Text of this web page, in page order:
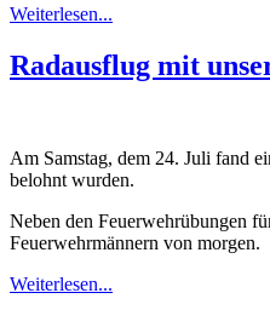
Weiterlesen...
Radausflug mit
Am Samstag, dem 24. Juli fand
belohnt wurden.
Neben den Feuerwehrübungen
Feuerwehrmännern von morgen.
Weiterlesen...